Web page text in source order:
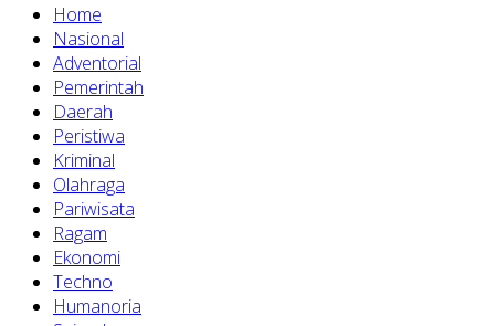
Home
Nasional
Adventorial
Pemerintah
Daerah
Peristiwa
Kriminal
Olahraga
Pariwisata
Ragam
Ekonomi
Techno
Humanoria